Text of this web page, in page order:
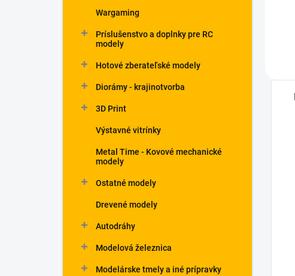
Wargaming
Príslušenstvo a doplnky pre RC
modely
Hotové zberateľské modely
Diorámy - krajinotvorba
3D Print
Výstavné vitrínky
Metal Time - Kovové mechanické
modely
Ostatné modely
Drevené modely
Autodráhy
Modelová železnica
Modelárske tmely a iné prípravky